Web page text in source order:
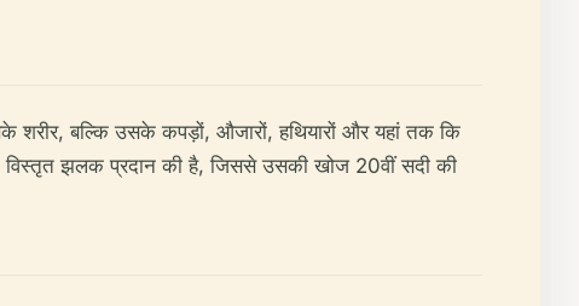
शरीर, बल्कि उसके कपड़ों, औजारों, हथियारों और यहां तक ​​कि
विस्तृत झलक प्रदान की है, जिससे उसकी खोज 20वीं सदी की